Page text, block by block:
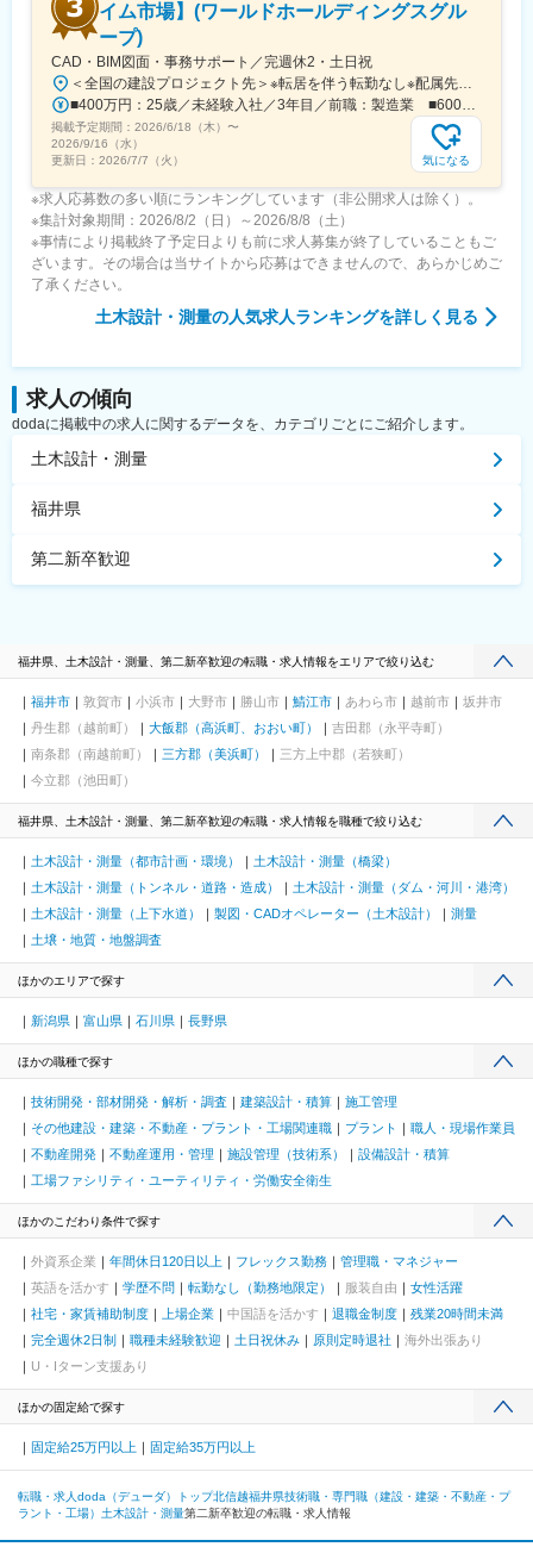
イム市場】(ワールドホールディングスグル
ープ)
CAD・BIM図面・事務サポート／完週休2・土日祝
＜全国の建設プロジェクト先＞※転居を伴う転勤なし※配属先は希望を最大限考慮※案件によりマイカー通勤OK・直行直帰OK▼関東・北関東エリア 東京都、神奈川県、埼玉県、茨城県、千葉県、群馬県、栃木県 ▼東海・北陸エリア 新潟県、長野県、山梨県、静岡県、愛知県、岐阜県、富山県、福井県、石川県 ▼関西エリア 大阪府、京都府、兵庫県、滋賀県、三重県、奈良県、和歌山県
■400万円：25歳／未経験入社／3年目／前職：製造業 ■600万円：32歳／未経験入社／6年目／前職：運送業
掲載予定期間： 2026/6/18（木） 〜
2026/9/16（水）
更新日： 2026/7/7（火） 気になる
※求人応募数の多い順にランキングしています（非公開求人は除く）。
※集計対象期間：2026/8/2（日）～2026/8/8（土）
※事情により掲載終了予定日よりも前に求人募集が終了していることもご
ざいます。その場合は当サイトから応募はできませんので、あらかじめご
了承ください。
土木設計・測量の人気求人ランキングを詳しく見る
求人の傾向
dodaに掲載中の求人に関するデータを、カテゴリごとにご紹介します。
土木設計・測量
福井県
第二新卒歓迎
福井県、土木設計・測量、第二新卒歓迎の転職・求人情報をエリアで絞り込む
福井市 敦賀市 小浜市 大野市 勝山市 鯖江市 あわら市 越前市
坂井市
丹生郡（越前町）
大飯郡（高浜町、おおい町）
吉田郡（永平寺町）
南条郡（南越前町）
三方郡（美浜町）
三方上中郡（若狭町）
今立郡（池田町）
福井県、土木設計・測量、第二新卒歓迎の転職・求人情報を職種で絞り込む
土木設計・測量（都市計画・環境）
土木設計・測量（橋梁）
土木設計・測量（トンネル・道路・造成）
土木設計・測量（ダム・河川・港湾）
土木設計・測量（上下水道）
製図・CADオペレーター（土木設計）
測量
土壌・地質・地盤調査
ほかのエリアで探す
新潟県 富山県 石川県 長野県
ほかの職種で探す
技術開発・部材開発・解析・調査 建築設計・積算
施工管理
その他建設・建築・不動産・プラント・工場関連職
プラント
職人・現場作業員
不動産開発
不動産運用・管理 施設管理（技術系）
設備設計・積算
工場ファシリティ・ユーティリティ・労働安全衛生
ほかのこだわり条件で探す
外資系企業 年間休日120日以上 フレックス勤務
管理職・マネジャー
英語を活かす
学歴不問 転勤なし（勤務地限定） 服装自由
女性活躍
社宅・家賃補助制度
上場企業 中国語を活かす 退職金制度
残業20時間未満
完全週休2日制
職種未経験歓迎 土日祝休み 原則定時退社
海外出張あり
U・Iターン支援あり
ほかの固定給で探す
固定給25万円以上 固定給35万円以上
転職・求人doda（デューダ）トップ北信越福井県技術職・専門職（建設・建築・不動産・プ
ラント・工場） 土木設計・測量第二新卒歓迎の転職・求人情報